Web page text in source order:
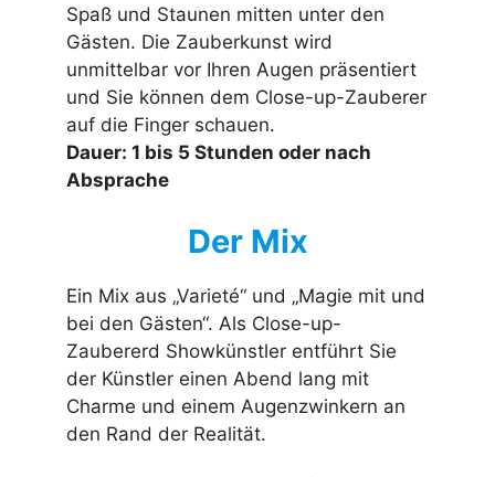
Spaß und Staunen mitten unter den
Gästen. Die Zauberkunst wird
unmittelbar vor Ihren Augen präsentiert
und Sie können dem Close-up-Zauberer
auf die Finger schauen.
Dauer: 1 bis 5 Stunden oder nach
Absprache
Der Mix
Ein Mix aus „Varieté“ und „Magie mit und
bei den Gästen“. Als Close-up-
Zaubererd Showkünstler entführt Sie
der Künstler einen Abend lang mit
Charme und einem Augenzwinkern an
den Rand der Realität.